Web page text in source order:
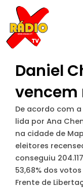
content
Daniel
vencem
De acordo com
lida por Ana
na cidade de
eleitores
conseguiu
53,68% dos
Frente de